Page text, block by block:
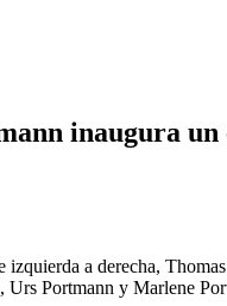
inaugura